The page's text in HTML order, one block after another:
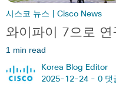
시스코 뉴스 | Cisco News
와이파이 7으로
1 min read
Korea Blog Editor
2025-12-24 - 0 댓